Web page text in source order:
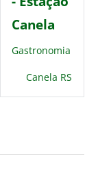
Canela
Gastronomia
Canela RS